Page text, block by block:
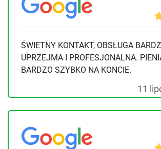
ŚWIETNY KONTAKT, OBSŁUGA
UPRZEJMA I PROFESJONALNA.
BARDZO SZYBKO NA KONCIE.
11